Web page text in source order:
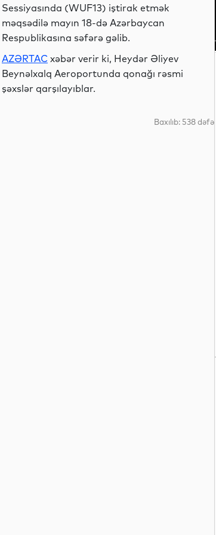
Sessiyasında (WUF13) iştirak etmək
məqsədilə mayın 18-də Azərbaycan
Respublikasına səfərə gəlib.
AZƏRTAC xəbər verir ki, Heydər Əliyev
Beynəlxalq Aeroportunda qonağı rəsmi
şəxslər qarşılayıblar.
Baxılıb: 538 dəfə